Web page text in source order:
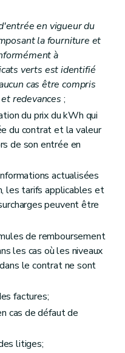
en vigueur du
la fourniture et
à
verts est identifié
cas être compris
redevances ;
du prix du kWh qui
du contrat et la valeur
de son entrée en
actualisées
les tarifs applicables et
peuvent être
de remboursement
les cas où les niveaux
le contrat ne sont
factures;
cas de défaut de
litiges;